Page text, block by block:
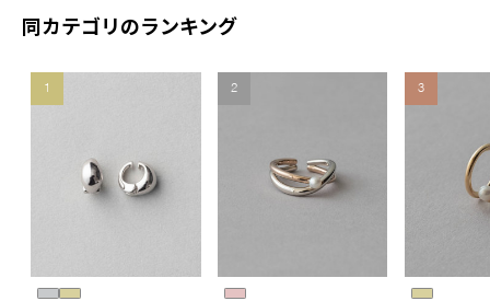
同カテゴリのランキング
1 2 3